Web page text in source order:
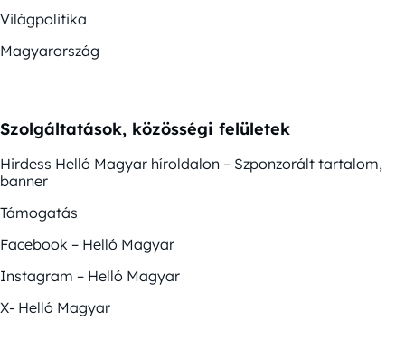
Világpolitika
Magyarország
Szolgáltatások, közösségi felületek
Hirdess Helló Magyar híroldalon – Szponzorált tartalom,
banner
Támogatás
Facebook – Helló Magyar
Instagram – Helló Magyar
X- Helló Magyar